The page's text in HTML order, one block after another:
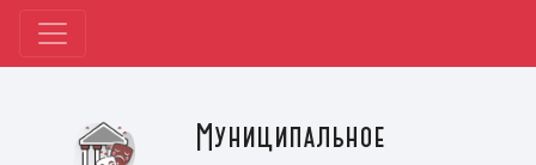
Муниципальное